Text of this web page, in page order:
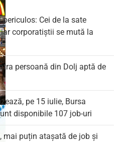
Cei de la sate
corporatiștii se mută la
persoană din Dolj aptă de
pe 15 iulie, Bursa
disponibile 107 job-uri
mai puțin atașată de job și